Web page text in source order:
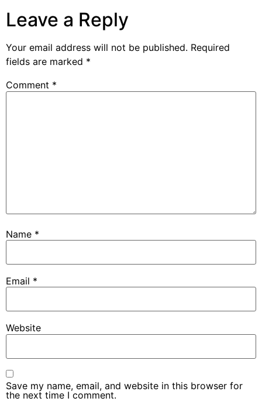
Leave a Reply
Your email address will not be published. Required
fields are marked *
Comment *
Name *
Email *
Website
Save my name, email, and website in this browser for
the next time I comment.